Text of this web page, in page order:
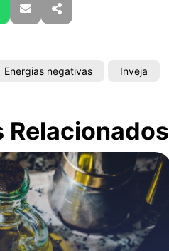
E-mailPartilhar
Energias negativas Inveja